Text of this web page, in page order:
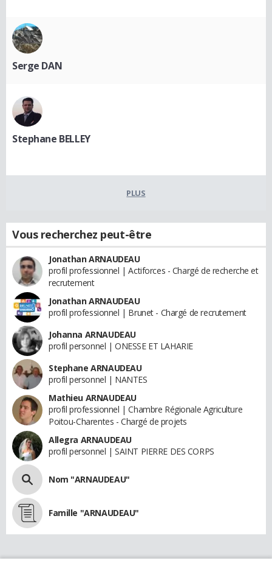
Serge DAN
Stephane BELLEY
PLUS
Vous recherchez peut-être
Jonathan ARNAUDEAU
profil professionnel | Actiforces - Chargé de recherche et
recrutement
Jonathan ARNAUDEAU
profil professionnel | Brunet - Chargé de recrutement
Johanna ARNAUDEAU
profil personnel | ONESSE ET LAHARIE
Stephane ARNAUDEAU
profil personnel | NANTES
Mathieu ARNAUDEAU
profil professionnel | Chambre Régionale Agriculture
Poitou-Charentes - Chargé de projets
Allegra ARNAUDEAU
profil personnel | SAINT PIERRE DES CORPS
Nom "ARNAUDEAU"
Famille "ARNAUDEAU"